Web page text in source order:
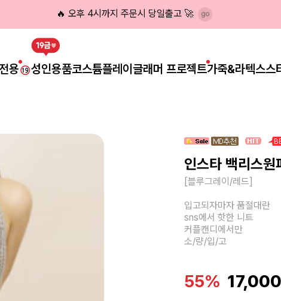
🔥 오후 4시까지 주문시 당일출고 🚀
용 성인용품코스튬플레이 글래머 프로젝트가죽&라텍스스
인스타 백리스
[블루그레이/레드]
입고되자마자 품절대란
sns에서 핫한 니트
커플캔디에서만
소/량/입/고
55% 17,000